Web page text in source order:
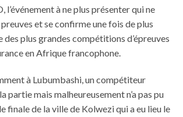
l’événement à ne plus présenter qui ne
et se confirme une fois de plus
des plus grandes compétitions d’épreuves
en Afrique francophone.
à Lubumbashi, un compétiteur
partie mais malheureusement n’a pas pu
finale de la ville de Kolwezi qui a eu lieu le